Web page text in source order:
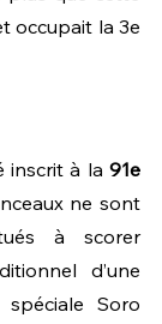
occupait la 3e
inscrit à la
ne sont
à scorer
d’une
Soro